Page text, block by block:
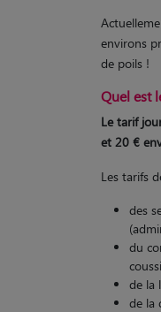
environs
de poils !
Quel est
Le tarif
et 20 €
Les tarifs
des
du
de la
de la